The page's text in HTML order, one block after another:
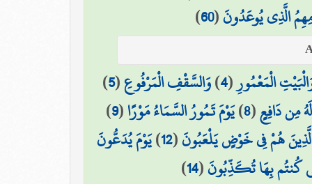
الَّذِي يُوعَدُونَ(
60
)
الْمَعْمُورِ(
4
)وَالسَّقْفِ الْمَرْفُوعِ(
5
)
مِن دَافِعٍ(
8
)يَوْمَ تَمُورُ السَّمَاءُ مَوْرًا(
9
)
هُمْ فِي خَوْضٍ يَلْعَبُونَ(
12
)يَوْمَ يُدَعُّونَ
كُنتُم بِهَا تُكَذِّبُونَ(
14
)